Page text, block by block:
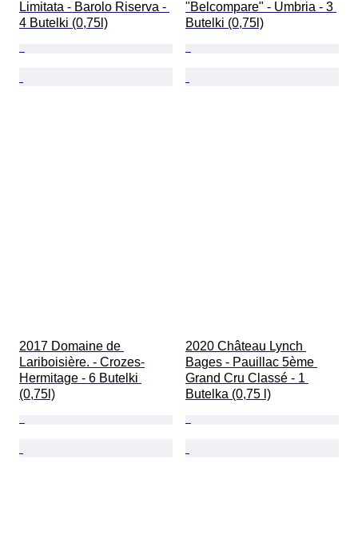
Limitata - Barolo Riserva -
4 Butelki (0,75l)
"Belcompare" - Umbria - 3
Butelki (0,75l)
2017 Domaine de
Lariboisière. - Crozes-
Hermitage - 6 Butelki
(0,75l)
2020 Château Lynch
Bages - Pauillac 5ème
Grand Cru Classé - 1
Butelka (0,75 l)